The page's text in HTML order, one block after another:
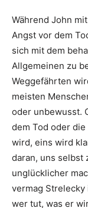
Während John
Angst vor dem
sich mit dem
Allgemeinen zu
Weggefährten
meisten
oder unbewusst.
dem Tod oder
wird, eins wird
daran, uns selbst
unglücklicher
vermag
wer tut, was er